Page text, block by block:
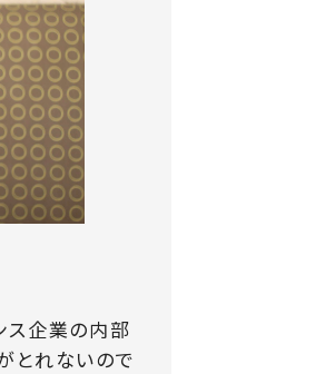
ス企業の内部
とれないので